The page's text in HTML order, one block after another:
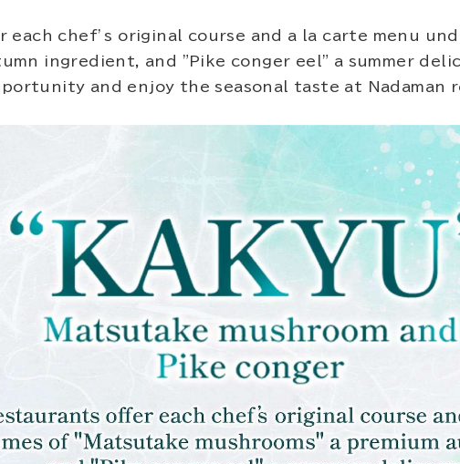
each chef’s original course and a la carte menu
ingredient, and "Pike conger eel" a summer
and enjoy the seasonal taste at Nadaman